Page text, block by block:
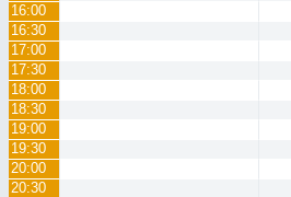
16:00
16:30
17:00
17:30
18:00
18:30
19:00
19:30
20:00
20:30